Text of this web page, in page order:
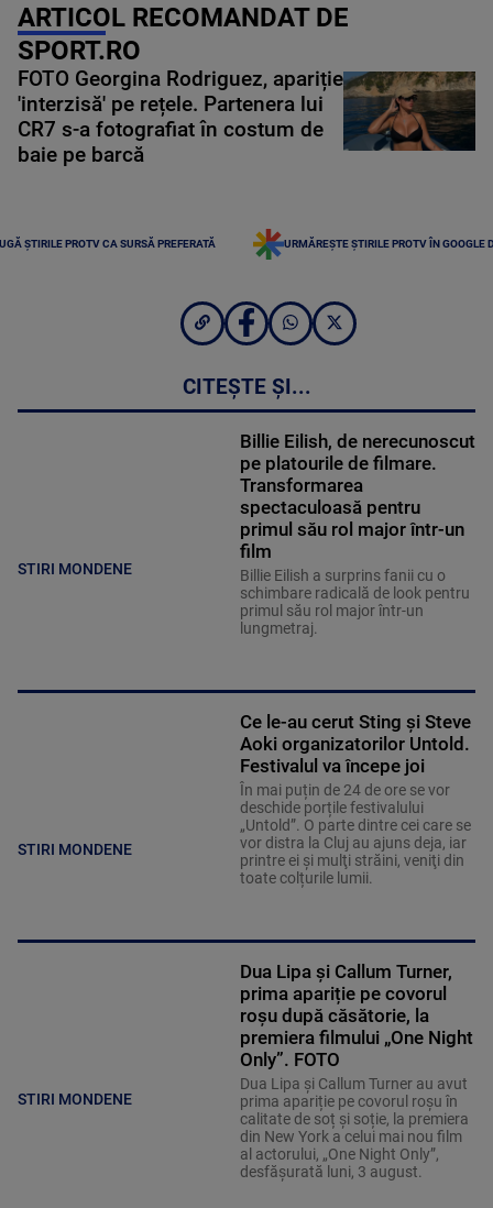
ARTICOL RECOMANDAT DE
SPORT.RO
FOTO Georgina Rodriguez, apariție
'interzisă' pe rețele. Partenera lui
CR7 s-a fotografiat în costum de
baie pe barcă
ȘTIRILE PROTV CA SURSĂ PREFERATĂ URMĂREȘTE ȘTIRILE PROTV ÎN GOOGLE
CITEȘTE ȘI...
STIRI MONDENE
Billie Eilish, de nerecunoscut
pe platourile de filmare.
Transformarea
spectaculoasă pentru
primul său rol major într-un
film
Billie Eilish a surprins fanii cu o
schimbare radicală de look pentru
primul său rol major într-un
lungmetraj.
STIRI MONDENE
Ce le-au cerut Sting și Steve
Aoki organizatorilor Untold.
Festivalul va începe joi
În mai puțin de 24 de ore se vor
deschide porțile festivalului
„Untold”. O parte dintre cei care se
vor distra la Cluj au ajuns deja, iar
printre ei și mulţi străini, veniţi din
toate colțurile lumii.
STIRI MONDENE
Dua Lipa și Callum Turner,
prima apariție pe covorul
roșu după căsătorie, la
premiera filmului „One Night
Only”. FOTO
Dua Lipa și Callum Turner au avut
prima apariție pe covorul roșu în
calitate de soț și soție, la premiera
din New York a celui mai nou film
al actorului, „One Night Only”,
desfășurată luni, 3 august.